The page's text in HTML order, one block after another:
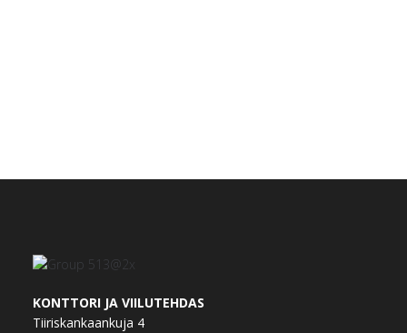
KONTTORI JA VIILUTEHDAS
Tiiriskankaankuja 4
Nimi
TILAA UUTISKIRJE